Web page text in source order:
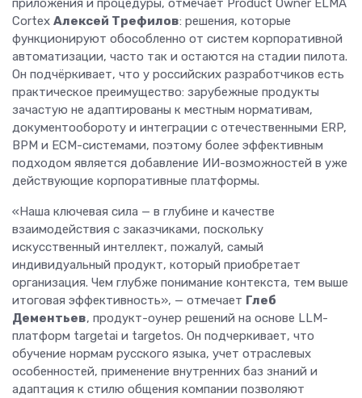
приложения и процедуры, отмечает Product Owner ELMA
Cortex Алексей Трефилов: решения, которые
функционируют обособленно от систем корпоративной
автоматизации, часто так и остаются на стадии пилота.
Он подчёркивает, что у российских разработчиков есть
практическое преимущество: зарубежные продукты
зачастую не адаптированы к местным нормативам,
документообороту и интеграции с отечественными ERP,
BPM и ECM-системами, поэтому более эффективным
подходом является добавление ИИ-возможностей в уже
действующие корпоративные платформы.
«Наша ключевая сила — в глубине и качестве
взаимодействия с заказчиками, поскольку
искусственный интеллект, пожалуй, самый
индивидуальный продукт, который приобретает
организация. Чем глубже понимание контекста, тем выше
итоговая эффективность», — отмечает Глеб
Дементьев, продукт-оунер решений на основе LLM-
платформ targetai и targetos. Он подчеркивает, что
обучение нормам русского языка, учет отраслевых
особенностей, применение внутренних баз знаний и
адаптация к стилю общения компании позволяют